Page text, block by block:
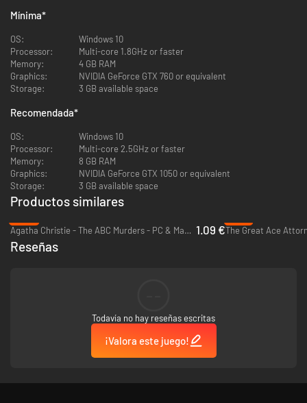
Un Mundo Literario Vivo: Experimenta una adaptación satírica, ingeniosa
y oscura del legendario autor brasileño Machado de Assis. Tu
investigación te llevará a través de un Río de Janeiro de 1937 dibujado a
mano, repleto de estilo, sarcasmo y atmósfera. No existe una única
respuesta correcta: cada acusación tiene su lógica, y la verdad la defines
Mínima*
OS:
Windows 10
Processor:
Multi-core 1.8GHz or faster
Memory:
4 GB RAM
Graphics:
NVIDIA GeForce GTX 760 or equivalent
Storage:
3 GB available space
Recomendada*
OS:
Windows 10
Processor:
Multi-core 2.5GHz or faster
Memory:
8 GB RAM
Graphics:
NVIDIA GeForce GTX 1050 or equivalent
Storage:
3 GB available space
Productos similares
Agatha Christie - The ABC Murders - PC & Mac (Steam) 1.09 €
Reseñas
Todavía no hay reseñas escritas
¡Valora este juego!